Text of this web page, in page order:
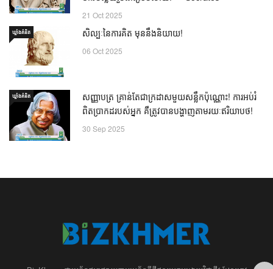
21 Oct 2025
ឃ្លាំង​គំនិត សិល្បៈនៃការគិត មុននឹងនិយាយ!
06 Oct 2025
ឃ្លាំង​គំនិត
សញ្ញាបត្រ គ្រាន់តែជាក្រដាសមួយសន្លឹកប៉ុណ្ណោះ! ការអប់រំ
ពិតប្រាកដរបស់អ្នក គឺត្រូវបានបង្ហាញតាមរយៈឥរិយាបថ!
30 Sep 2025